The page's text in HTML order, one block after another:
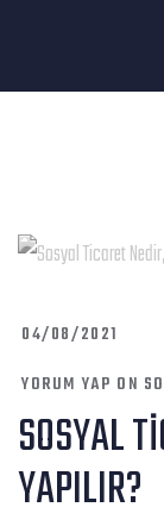
04/08/2021
YORUM YAP ON
SOSYAL
YAPILIR?